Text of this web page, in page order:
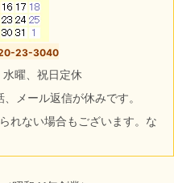
23-3040
曜、祝日定休
メール返信が休みです。
れない場合もございます。な